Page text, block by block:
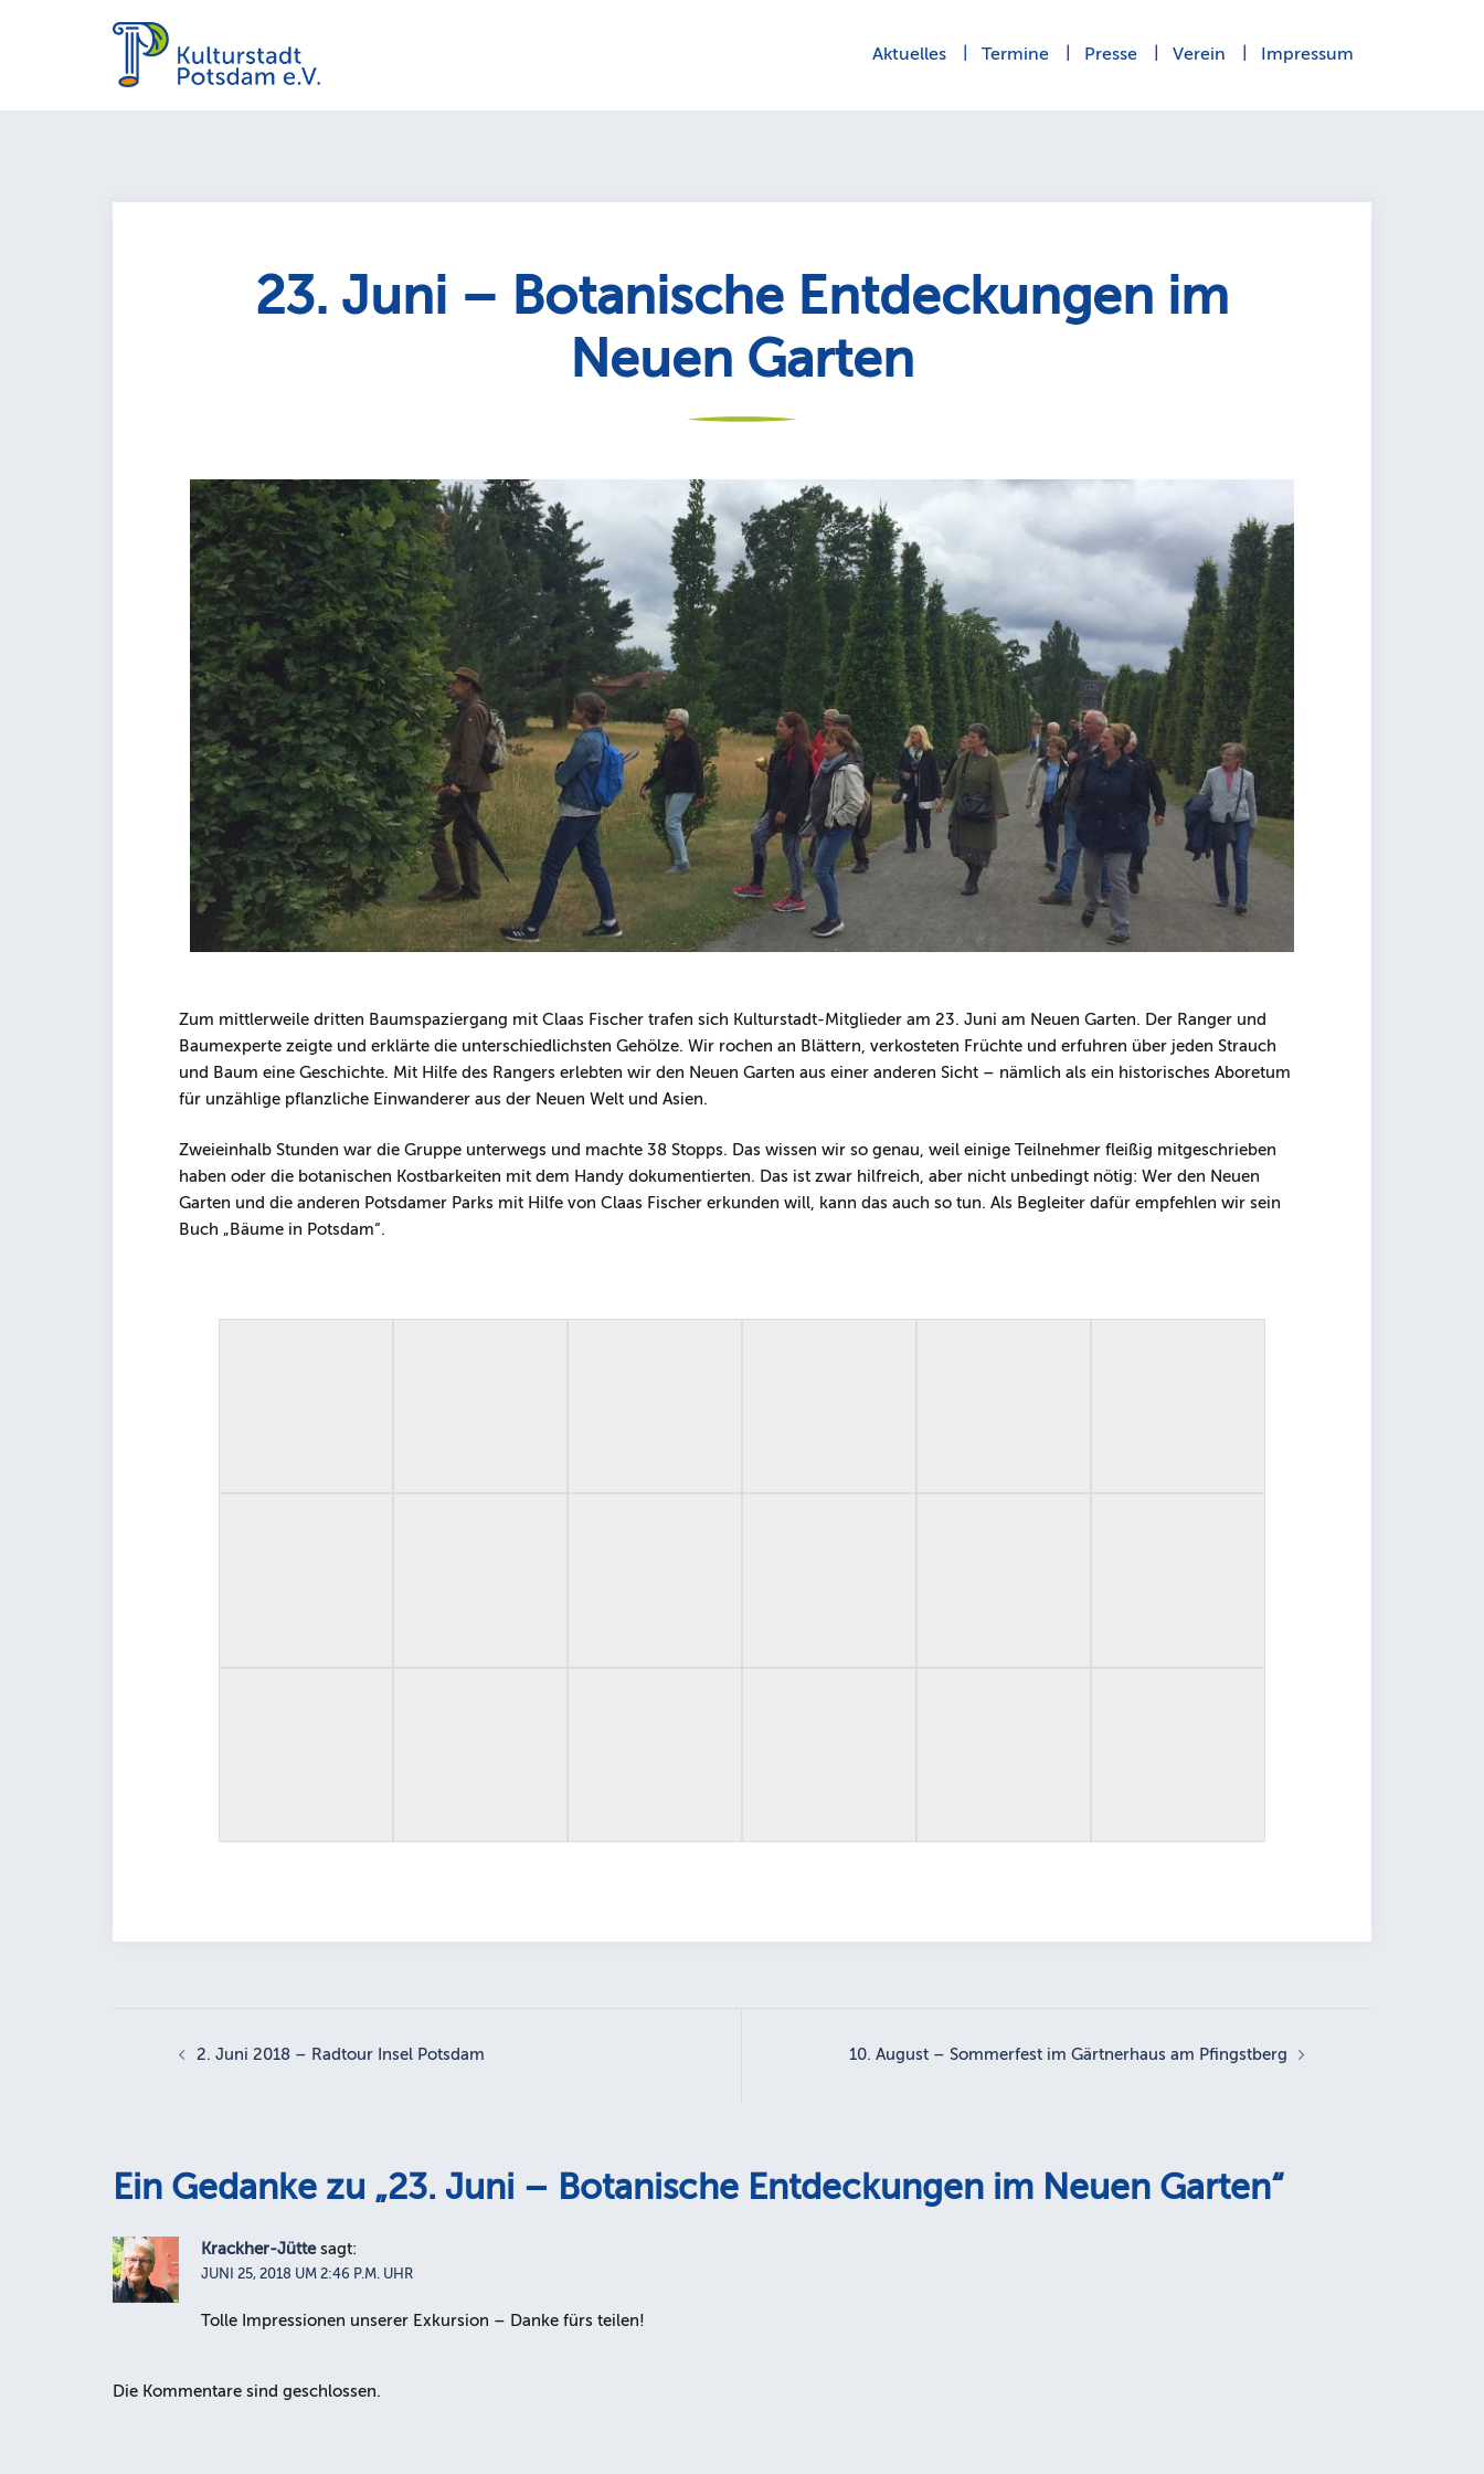
Aktuelles Termine Presse Verein Impressum
23. Juni – Botanische Entdeckungen im
Neuen Garten
Zum mittlerweile dritten Baumspaziergang mit Claas Fischer trafen sich Kulturstadt-Mitglieder am 23. Juni am Neuen Garten. Der Ranger und
Baumexperte zeigte und erklärte die unterschiedlichsten Gehölze. Wir rochen an Blättern, verkosteten Früchte und erfuhren über jeden Strauch
und Baum eine Geschichte. Mit Hilfe des Rangers erlebten wir den Neuen Garten aus einer anderen Sicht – nämlich als ein historisches Aboretum
für unzählige pflanzliche Einwanderer aus der Neuen Welt und Asien.
Zweieinhalb Stunden war die Gruppe unterwegs und machte 38 Stopps. Das wissen wir so genau, weil einige Teilnehmer fleißig mitgeschrieben
haben oder die botanischen Kostbarkeiten mit dem Handy dokumentierten. Das ist zwar hilfreich, aber nicht unbedingt nötig: Wer den Neuen
Garten und die anderen Potsdamer Parks mit Hilfe von Claas Fischer erkunden will, kann das auch so tun. Als Begleiter dafür empfehlen wir sein
Buch „Bäume in Potsdam“.
2. Juni 2018 – Radtour Insel Potsdam 10. August – Sommerfest im Gärtnerhaus am Pfingstberg
Ein Gedanke zu „23. Juni – Botanische Entdeckungen im Neuen Garten“
Krackher-Jütte sagt:
JUNI 25, 2018 UM 2:46 P.M. UHR
Tolle Impressionen unserer Exkursion – Danke fürs teilen!
Die Kommentare sind geschlossen.